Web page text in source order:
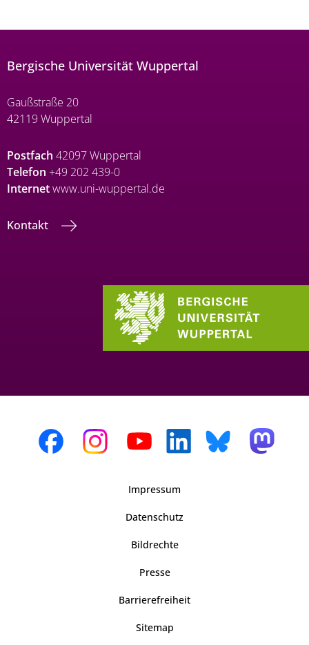
Bergische Universität Wuppertal
Gaußstraße 20
42119 Wuppertal
Postfach 42097 Wuppertal
Telefon +49 202 439-0
Internetwww.uni-wuppertal.de
Kontakt
Impressum
Datenschutz
Bildrechte
Presse
Barrierefreiheit
Sitemap